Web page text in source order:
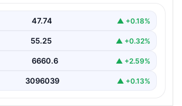
son dönemlerde yaşanan jeopolitik
47.74 ▲ +0.18%
55.25 ▲ +0.32%
6660.6 ▲ +2.59%
3096039 ▲ +0.13%